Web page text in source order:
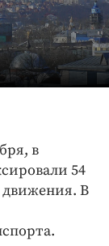
в
54
движения. В